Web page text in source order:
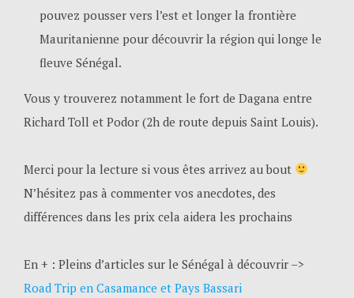
pouvez pousser vers l’est et longer la frontière
Mauritanienne pour découvrir la région qui longe le
fleuve Sénégal.
Vous y trouverez notamment le fort de Dagana entre
Richard Toll et Podor (2h de route depuis Saint Louis).
Merci pour la lecture si vous êtes arrivez au bout
N’hésitez pas à commenter vos anecdotes, des
différences dans les prix cela aidera les prochains
En + : Pleins d’articles sur le Sénégal à découvrir –>
Road Trip en Casamance et Pays Bassari